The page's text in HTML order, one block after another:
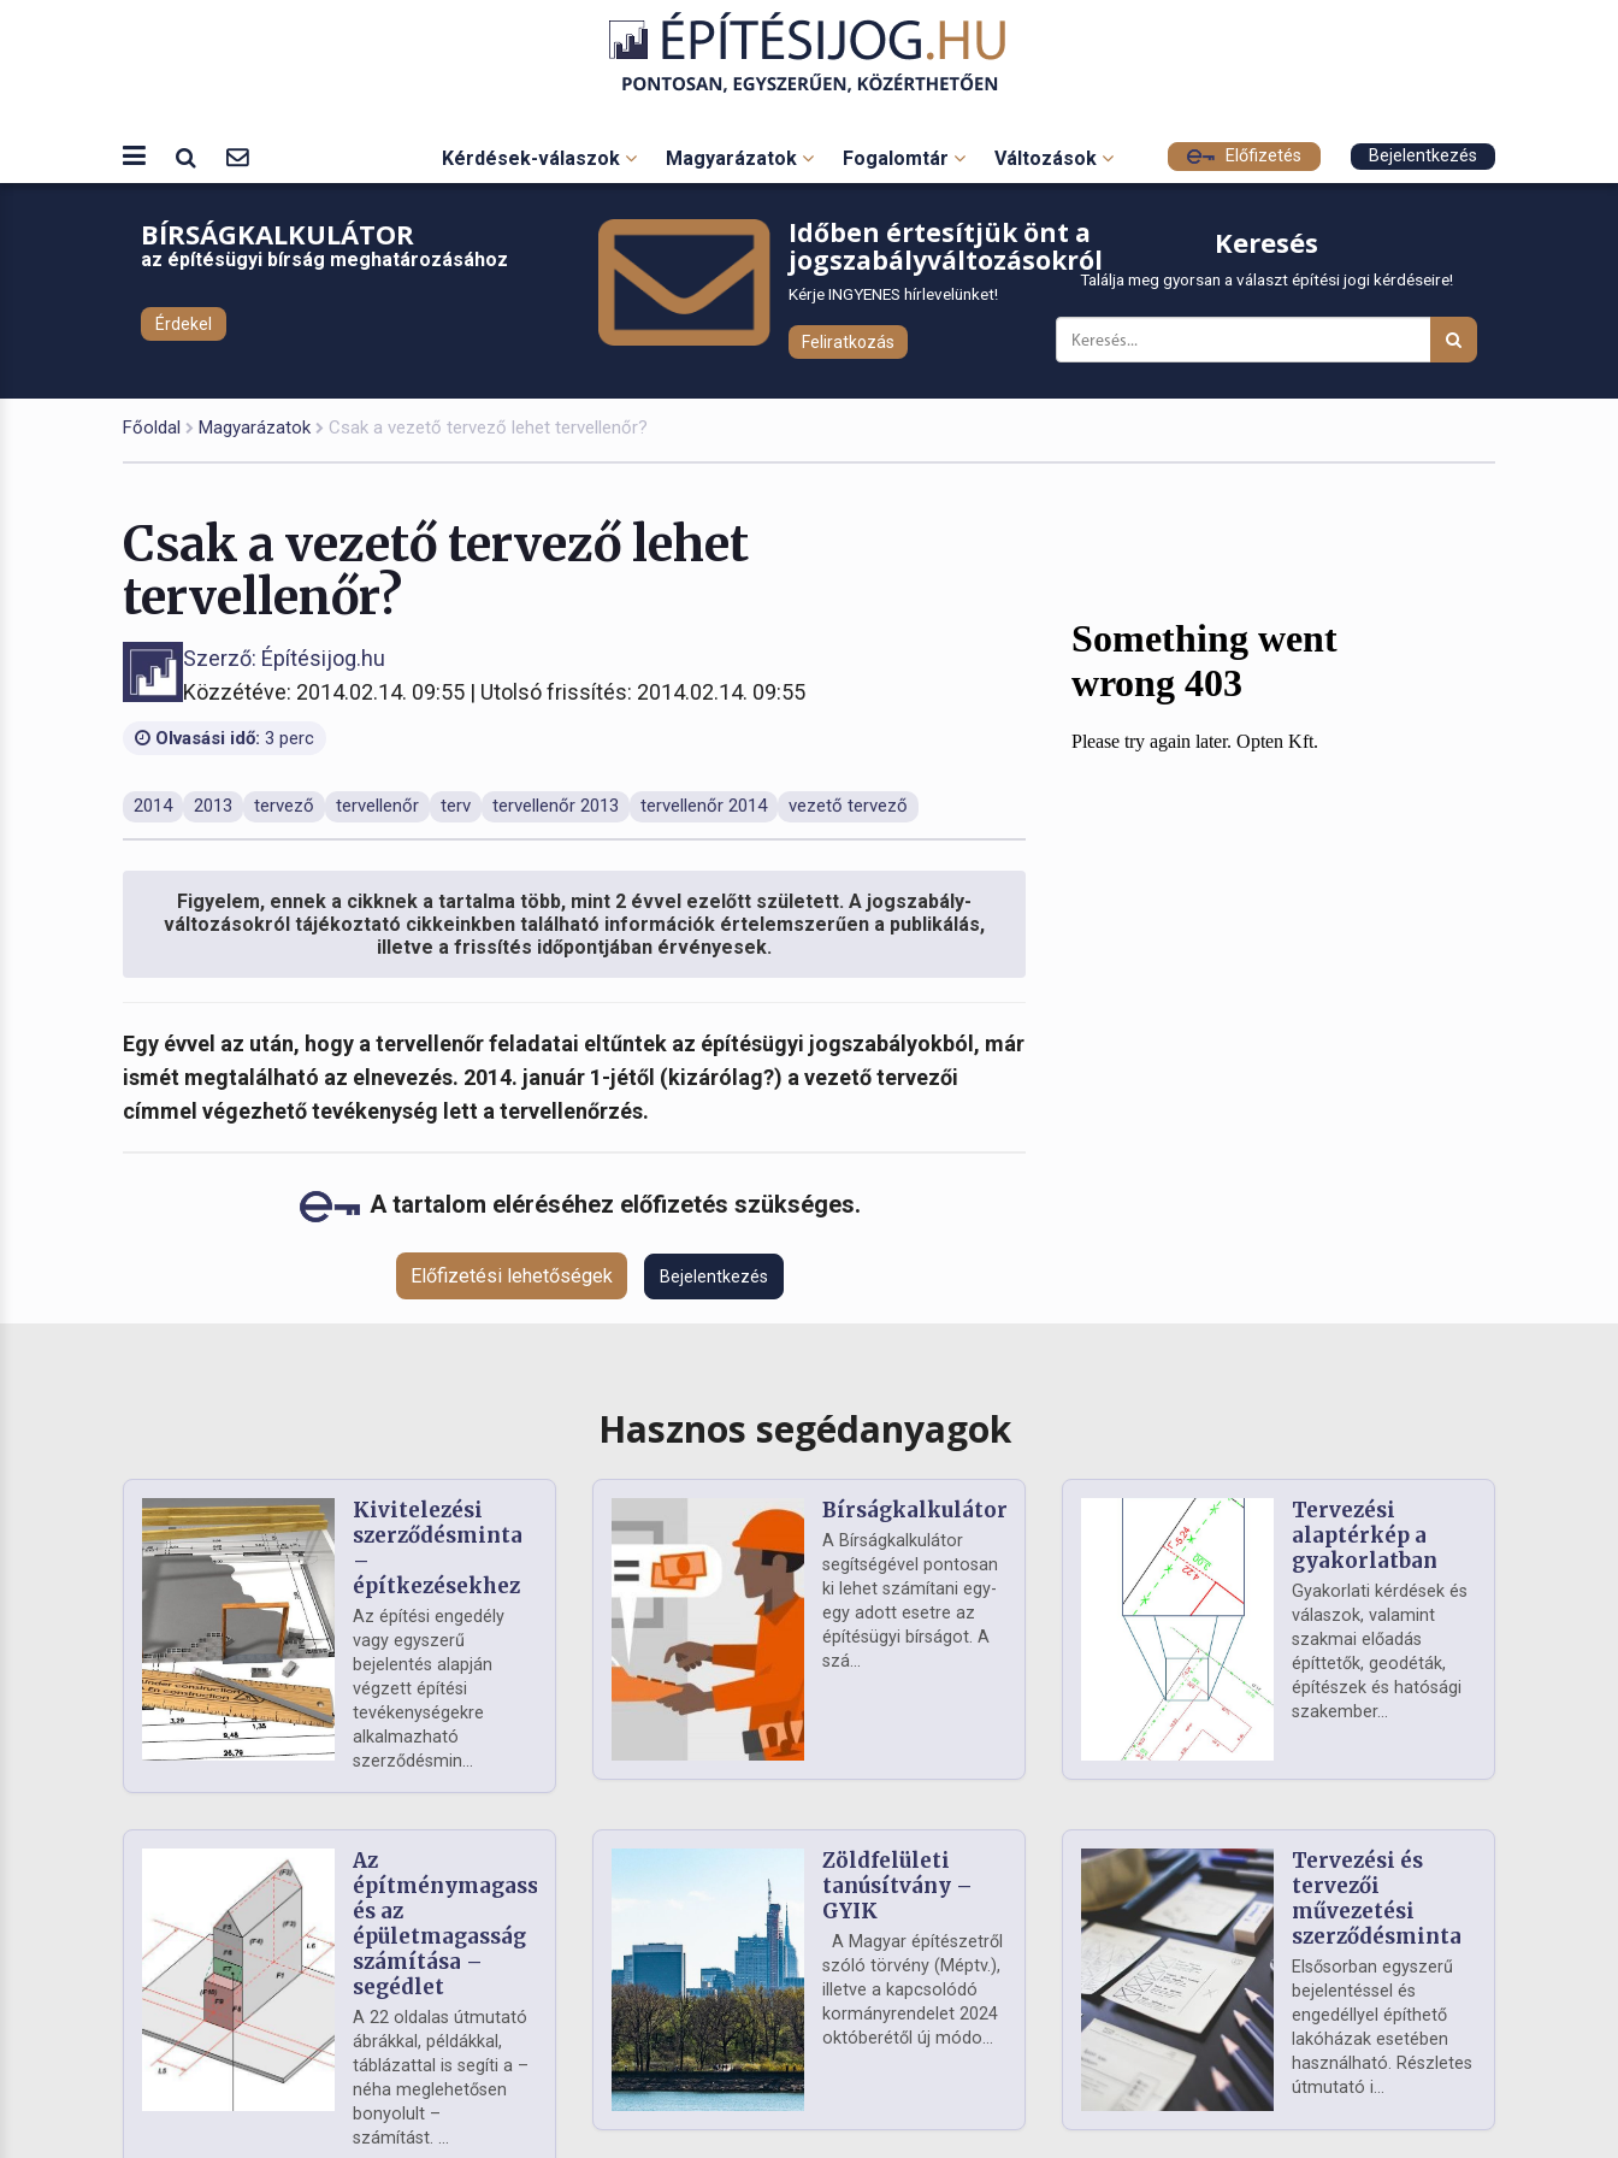
Kérdések-válaszok Magyarázatok Fogalomtár Változások Előfizetés Bejelentkezés
BÍRSÁGKALKULÁTOR
az építésügyi bírság meghatározásához
Érdekel
Időben értesítjük önt a
jogszabályváltozásokról
Kérje INGYENES hírlevelünket!
Feliratkozás
Keresés
Találja meg gyorsan a választ építési jogi kérdéseire!
Főoldal Magyarázatok Csak a vezető tervező lehet tervellenőr?
Csak a vezető tervező lehet
tervellenőr?
Szerző: Építésijog.hu
Közzétéve: 2014.02.14. 09:55 | Utolsó frissítés: 2014.02.14. 09:55
Olvasási idő: 3 perc
2014 2013 tervező tervellenőr terv tervellenőr 2013 tervellenőr 2014 vezető tervező
Figyelem, ennek a cikknek a tartalma több, mint 2 évvel ezelőtt született. A jogszabály-
változásokról tájékoztató cikkeinkben található információk értelemszerűen a publikálás,
illetve a frissítés időpontjában érvényesek.
Egy évvel az után, hogy a tervellenőr feladatai eltűntek az építésügyi jogszabályokból, már
ismét megtalálható az elnevezés. 2014. január 1-jétől (kizárólag?) a vezető tervezői
címmel végezhető tevékenység lett a tervellenőrzés.
A tartalom eléréséhez előfizetés szükséges.
Előfizetési lehetőségek Bejelentkezés
Hasznos segédanyagok
Kivitelezési
szerződésminta
–
építkezésekhez
Az építési engedély
vagy egyszerű
bejelentés alapján
végzett építési
tevékenységekre
alkalmazható
szerződésmin...
Bírságkalkulátor
A Bírságkalkulátor
segítségével pontosan
ki lehet számítani egy-
egy adott esetre az
építésügyi bírságot. A
szá...
Tervezési
alaptérkép a
gyakorlatban
Gyakorlati kérdések és
válaszok, valamint
szakmai előadás
építtetők, geodéták,
építészek és hatósági
szakember...
Az
építménymagasság
és az
épületmagasság
számítása –
segédlet
A 22 oldalas útmutató
ábrákkal, példákkal,
táblázattal is segíti a –
néha meglehetősen
bonyolult –
számítást. ...
Zöldfelületi
tanúsítvány –
GYIK
A Magyar építészetről
szóló törvény (Méptv.),
illetve a kapcsolódó
kormányrendelet 2024
októberétől új módo...
Tervezési és
tervezői
művezetési
szerződésminta
Elsősorban egyszerű
bejelentéssel és
engedéllyel építhető
lakóházak esetében
használható. Részletes
útmutató i...